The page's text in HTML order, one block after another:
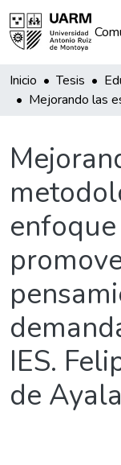
Inicio Tesis
IES.
de